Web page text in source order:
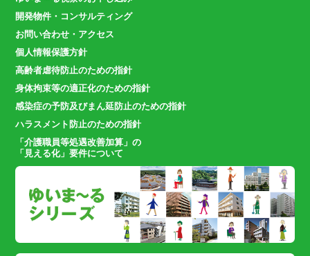
開発物件・コンサルティング
お問い合わせ・アクセス
個人情報保護方針
高齢者虐待防止のための指針
身体拘束等の適正化のための指針
感染症の予防及びまん延防止のための指針
ハラスメント防止のための指針
「介護職員等処遇改善加算」の
「見える化」要件について